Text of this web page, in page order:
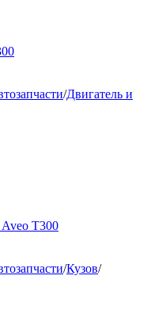
/Двигатель и
Aveo T300
/Кузов/